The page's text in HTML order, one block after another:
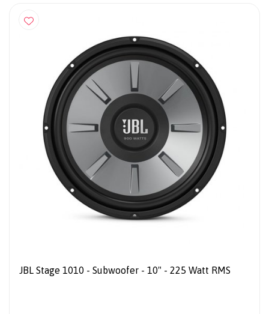
JBL Stage 1010 - Subwoofer - 10" - 225 Watt RMS